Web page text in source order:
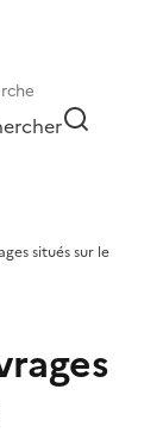
situés sur le